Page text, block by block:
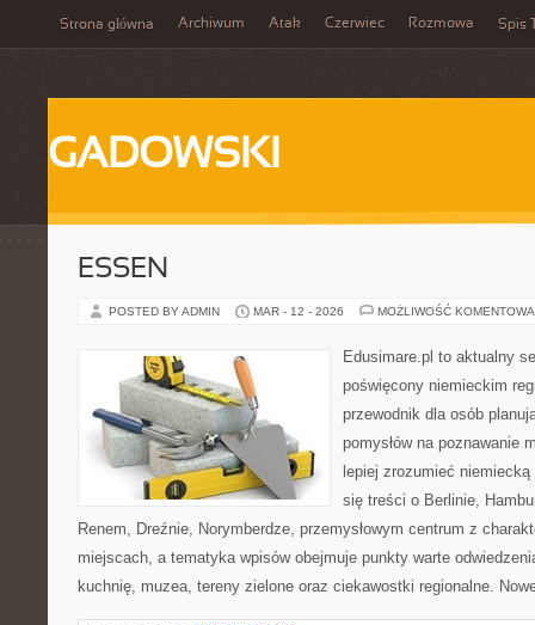
Strona główna Archiwum Atak Czerwiec Rozmowa Spis
GADOWSKI
ESSEN
POSTED BY ADMIN MAR - 12 - 2026 MOŻLIWOŚĆ
Edusimare.pl to aktualny
poświęcony niemieckim
przewodnik dla osób
pomysłów na poznawanie
lepiej zrozumieć
się treści o Berlinie,
Renem, Dreźnie, Norymberdze, przemysłowym centrum z
miejscach, a tematyka wpisów obejmuje punkty warte
kuchnię, muzea, tereny zielone oraz ciekawostki regionalne.